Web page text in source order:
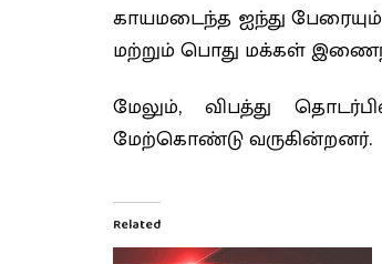
காயமடைந்த ஐந்து
மற்றும் பொது மக்கள்
மேலும், விபத்து
மேற்கொண்டு வருகின்றனர்.
Related